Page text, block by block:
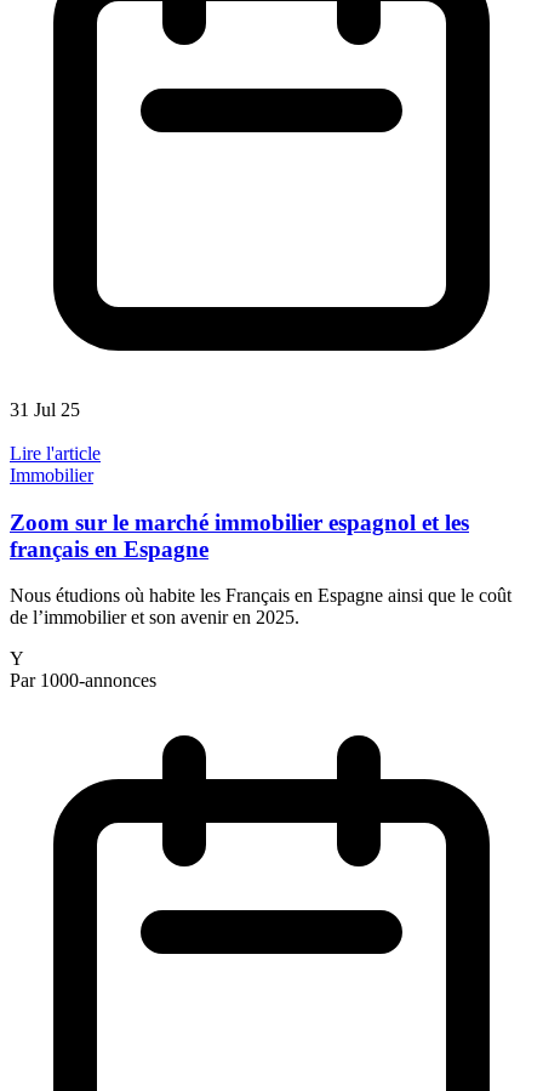
31 Jul 25
Lire l'article
Immobilier
Zoom sur le marché immobilier espagnol et les
français en Espagne
Nous étudions où habite les Français en Espagne ainsi que le coût
de l’immobilier et son avenir en 2025.
Y
Par 1000-annonces